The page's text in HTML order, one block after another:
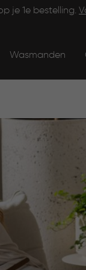
je 1e bestelling.
Wasmanden